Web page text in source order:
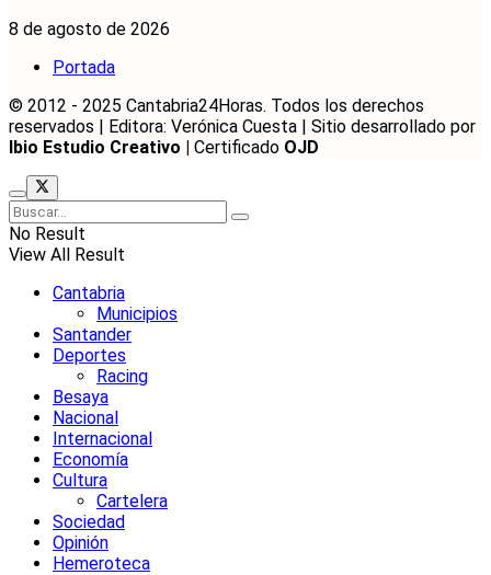
8 de agosto de 2026
Portada
© 2012 - 2025 Cantabria24Horas. Todos los derechos
reservados | Editora: Verónica Cuesta | Sitio desarrollado por
Ibio Estudio Creativo |
Certificado OJD
No Result
View All Result
Cantabria
Municipios
Santander
Deportes
Racing
Besaya
Nacional
Internacional
Economía
Cultura
Cartelera
Sociedad
Opinión
Hemeroteca